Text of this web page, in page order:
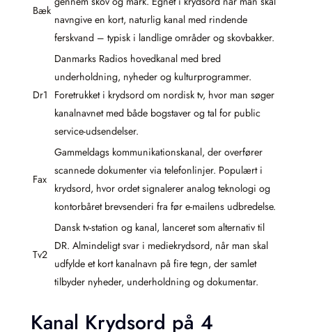
Bæk
navngive en kort, naturlig kanal med rindende
ferskvand – typisk i landlige områder og skovbakker.
Dr1
Danmarks Radios hovedkanal med bred
underholdning, nyheder og kulturprogrammer.
Foretrukket i krydsord om nordisk tv, hvor man søger
kanalnavnet med både bogstaver og tal for public
service-udsendelser.
Fax
Gammeldags kommunikationskanal, der overfører
scannede dokumenter via telefonlinjer. Populært i
krydsord, hvor ordet signalerer analog teknologi og
kontorbåret brevsenderi fra før e-mailens udbredelse.
Tv2
Dansk tv-station og kanal, lanceret som alternativ til
DR. Almindeligt svar i mediekrydsord, når man skal
udfylde et kort kanalnavn på fire tegn, der samlet
tilbyder nyheder, underholdning og dokumentar.
Kanal Krydsord på 4